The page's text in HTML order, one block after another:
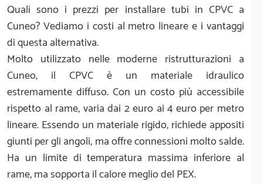
Quali sono i prezzi per installare tubi in CPVC a
Cuneo? Vediamo i costi al metro lineare e i vantaggi
di questa alternativa.
Molto utilizzato nelle moderne ristrutturazioni a
Cuneo, il CPVC è un materiale idraulico
estremamente diffuso. Con un costo più accessibile
rispetto al rame, varia dai 2 euro ai 4 euro per metro
lineare. Essendo un materiale rigido, richiede appositi
giunti per gli angoli, ma offre connessioni molto salde.
Ha un limite di temperatura massima inferiore al
rame, ma sopporta il calore meglio del PEX.